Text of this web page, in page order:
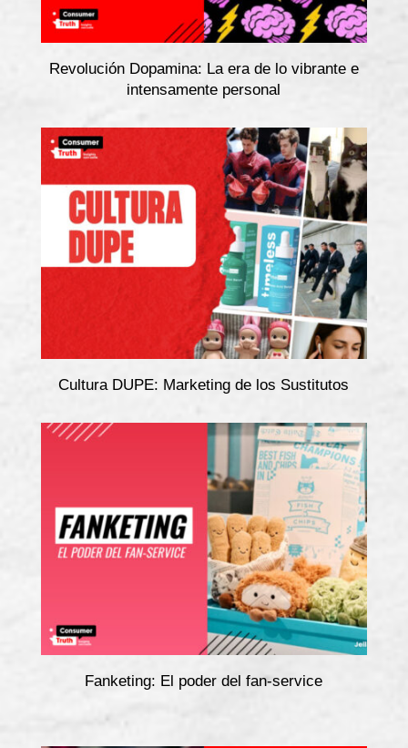
Revolución Dopamina: La era de lo vibrante e
intensamente personal
Cultura DUPE: Marketing de los Sustitutos
Fanketing: El poder del fan-service